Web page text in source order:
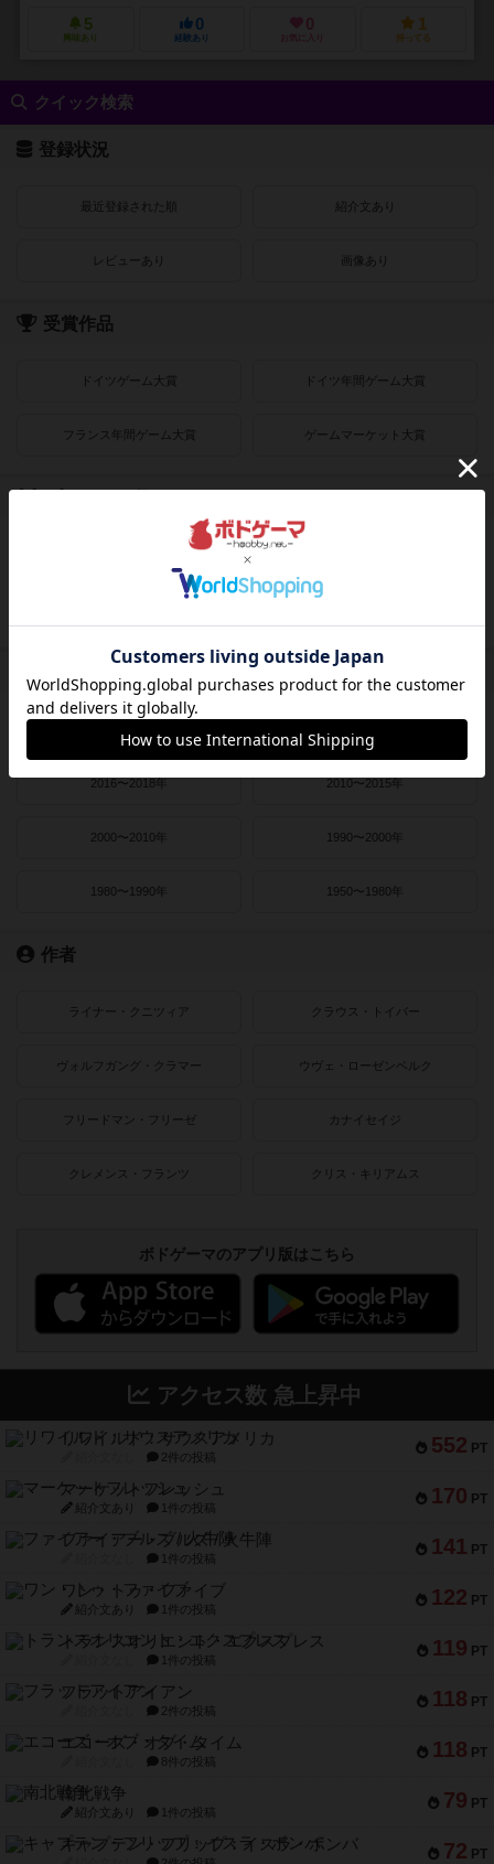
5
興味あり
0
経験あり
0
お気に入り
1
持ってる
クイック検索
登録状況
最近登録された順 紹介文あり
レビューあり 画像あり
受賞作品
ドイツゲーム大賞 ドイツ年間ゲーム大賞
フランス年間ゲーム大賞 ゲームマーケット大賞
2016〜2018年 2010〜2015年
2000〜2010年 1990〜2000年
1980〜1990年 1950〜1980年
作者
ライナー・クニツィア クラウス・トイバー
ヴォルフガング・クラマー ウヴェ・ローゼンベルク
フリードマン・フリーゼ カナイセイジ
クレメンス・フランツ クリス・キリアムス
ボドゲーマのアプリ版はこちら
アクセス数 急上昇中
552 PT
リワイルド：サウスアメリカ
2件の投稿
170 PT
マーケットフレッシュ
紹介文あり 1件の投稿
141 PT
ファイアー・ブルズ / 火牛陣
1件の投稿
122 PT
ワン・トゥ・ファイブ
紹介文あり 1件の投稿
119 PT
トランスオリエント・エクスプレス
1件の投稿
118 PT
フラットアイアン
2件の投稿
118 PT
エコーズ・オブ・タイム
8件の投稿
79 PT
南北戦争
紹介文あり 1件の投稿
72 PT
キャプテン・フリップ：イスラ・ボンバ